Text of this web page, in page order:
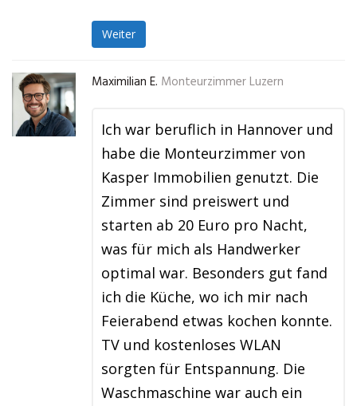
Weiter
Maximilian E. Monteurzimmer Luzern
Ich war beruflich in Hannover und
habe die Monteurzimmer von
Kasper Immobilien genutzt. Die
Zimmer sind preiswert und
starten ab 20 Euro pro Nacht,
was für mich als Handwerker
optimal war. Besonders gut fand
ich die Küche, wo ich mir nach
Feierabend etwas kochen konnte.
TV und kostenloses WLAN
sorgten für Entspannung. Die
Waschmaschine war auch ein